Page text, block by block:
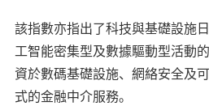
該指數亦指出了科技與基礎設施
工智能密集型及數據驅動型活動
資於數碼基礎設施、網絡安全及
式的金融中介服務。